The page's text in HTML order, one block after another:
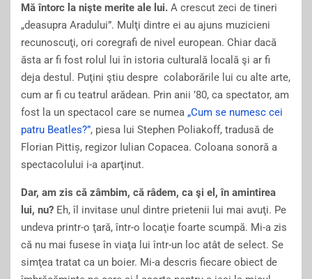
Mă întorc la nişte merite ale lui. A crescut zeci de tineri
„deasupra Aradului”. Mulţi dintre ei au ajuns muzicieni
recunoscuţi, ori coregrafi de nivel european. Chiar dacă
ăsta ar fi fost rolul lui în istoria culturală locală şi ar fi
deja destul. Puţini ştiu despre colaborările lui cu alte arte,
cum ar fi cu teatrul arădean. Prin anii ’80, ca spectator, am
fost la un spectacol care se numea „Cum se numesc cei
patru Beatles?”, piesa lui Stephen Poliakoff, tradusă de
Florian Pittiș, regizor Iulian Copacea. Coloana sonoră a
spectacolului i-a aparţinut.
Dar, am zis că zâmbim, că râdem, ca şi el, în amintirea
lui, nu? Eh, îl invitase unul dintre prietenii lui mai avuţi. Pe
undeva printr-o ţară, într-o locaţie foarte scumpă. Mi-a zis
că nu mai fusese în viaţa lui într-un loc atât de select. Se
simţea tratat ca un boier. Mi-a descris fiecare obiect de